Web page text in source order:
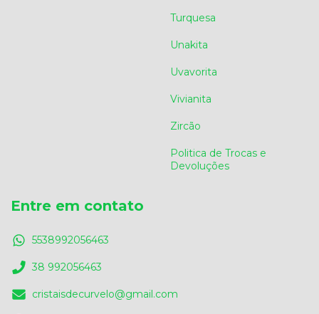
Turquesa
Unakita
Uvavorita
Vivianita
Zircão
Politica de Trocas e
Devoluções
Entre em contato
5538992056463
38 992056463
cristaisdecurvelo@gmail.com